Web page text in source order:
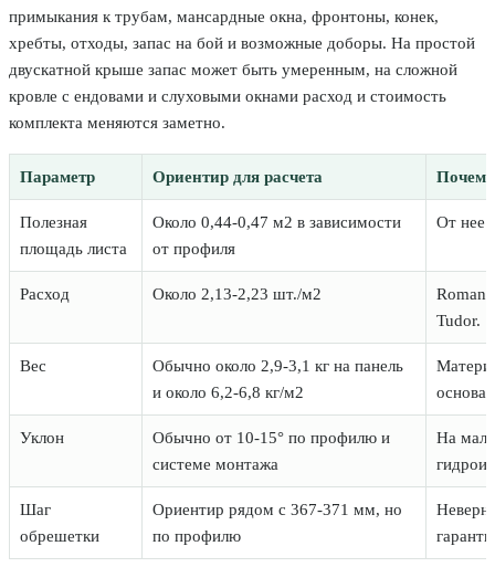
примыкания к трубам, мансардные окна, фронтоны, конек,
хребты, отходы, запас на бой и возможные доборы. На простой
двускатной крыше запас может быть умеренным, на сложной
кровле с ендовами и слуховыми окнами расход и стоимость
комплекта меняются заметно.
Параметр Ориентир для расчета
Полезная
площадь листа
Около 0,44-0,47 м2 в зависимости
от профиля
От нее
Расход Около 2,13-2,23 шт./м2
Roman
Tudor.
Вес
Обычно около 2,9-3,1 кг на панель
и около 6,2-6,8 кг/м2
Уклон
Обычно от 10-15° по профилю и
системе монтажа
На
Шаг
обрешетки
Ориентир рядом с 367-371 мм, но
по профилю